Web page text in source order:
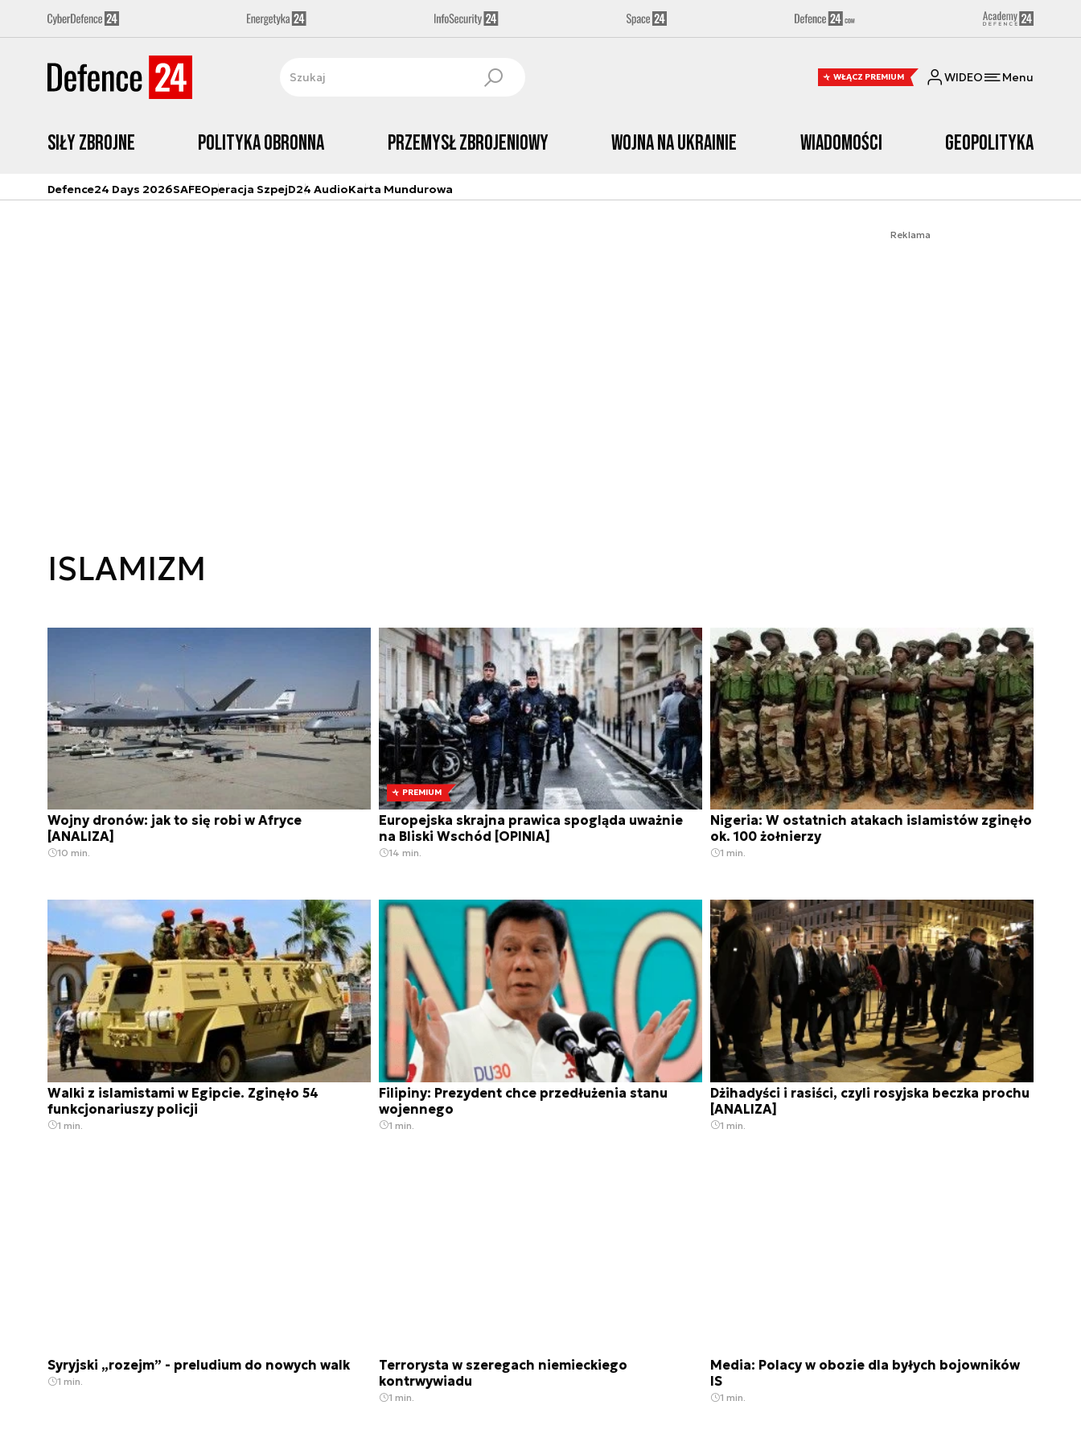
WŁĄCZ PREMIUM WIDEO Menu
Siły zbrojne Polityka obronna Przemysł Zbrojeniowy Wojna na Ukrainie Wiadomości Geopolityka
Defence24 Days 2026SAFEOperacja SzpejD24 AudioKarta Mundurowa
Reklama
ISLAMIZM
Wojny dronów: jak to się robi w Afryce
[ANALIZA]
10 min.
PREMIUM
Europejska skrajna prawica spogląda uważnie
na Bliski Wschód [OPINIA]
14 min.
Nigeria: W ostatnich atakach islamistów zginęło
ok. 100 żołnierzy
1 min.
Walki z islamistami w Egipcie. Zginęło 54
funkcjonariuszy policji
1 min.
Filipiny: Prezydent chce przedłużenia stanu
wojennego
1 min.
Dżihadyści i rasiści, czyli rosyjska beczka prochu
[ANALIZA]
1 min.
Syryjski „rozejm” - preludium do nowych walk
1 min.
Terrorysta w szeregach niemieckiego
kontrwywiadu
1 min.
Media: Polacy w obozie dla byłych bojowników
IS
1 min.